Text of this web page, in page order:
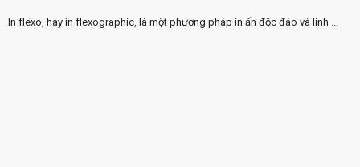
In flexo, hay in flexographic, là một phương pháp in ấn độc đáo và linh ...